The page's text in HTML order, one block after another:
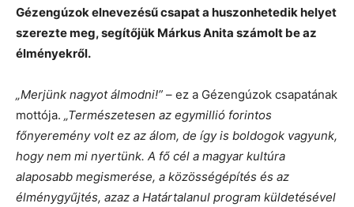
Gézengúzok elnevezésű csapat a huszonhetedik helyet
szerezte meg, segítőjük Márkus Anita számolt be az
élményekről.
„Merjünk nagyot álmodni!” – ez a Gézengúzok csapatának
mottója. „Természetesen az egymillió forintos
főnyeremény volt ez az álom, de így is boldogok vagyunk,
hogy nem mi nyertünk. A fő cél a magyar kultúra
alaposabb megismerése, a közösségépítés és az
élménygyűjtés, azaz a Határtalanul program küldetésével